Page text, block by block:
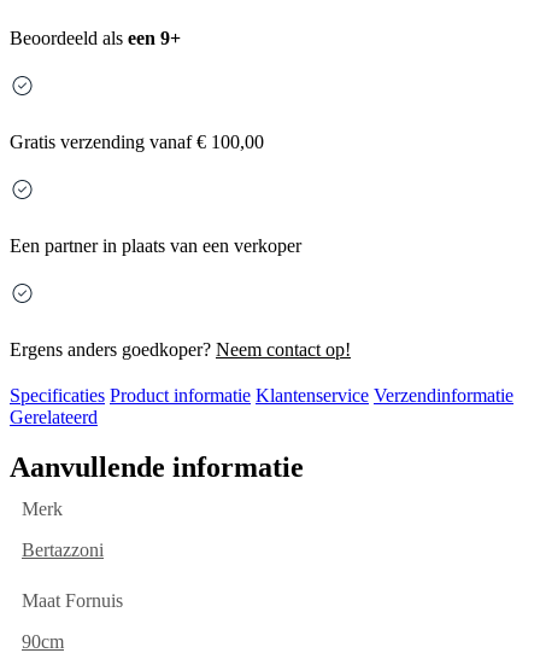
Beoordeeld als een 9+
Gratis verzending vanaf € 100,00
Een partner in plaats van een verkoper
Ergens anders goedkoper? Neem contact op!
Specificaties Product informatie Klantenservice Verzendinformatie
Gerelateerd
Aanvullende informatie
Merk
Bertazzoni
Maat Fornuis
90cm